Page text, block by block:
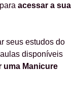
acessar a sua
seus estudos do
disponíveis
uma Manicure